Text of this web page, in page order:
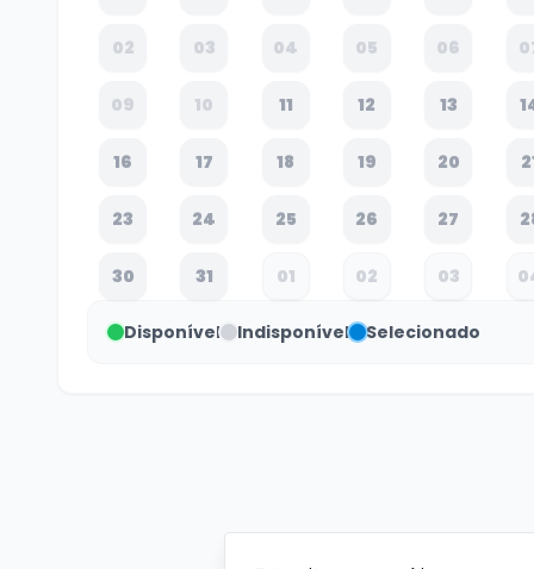
02 03 04 05 06
09 10 11 12 13
16 17 18 19 20
23 24 25 26 27
30 31 01 02 03
Disponível Indisponível Selecionado